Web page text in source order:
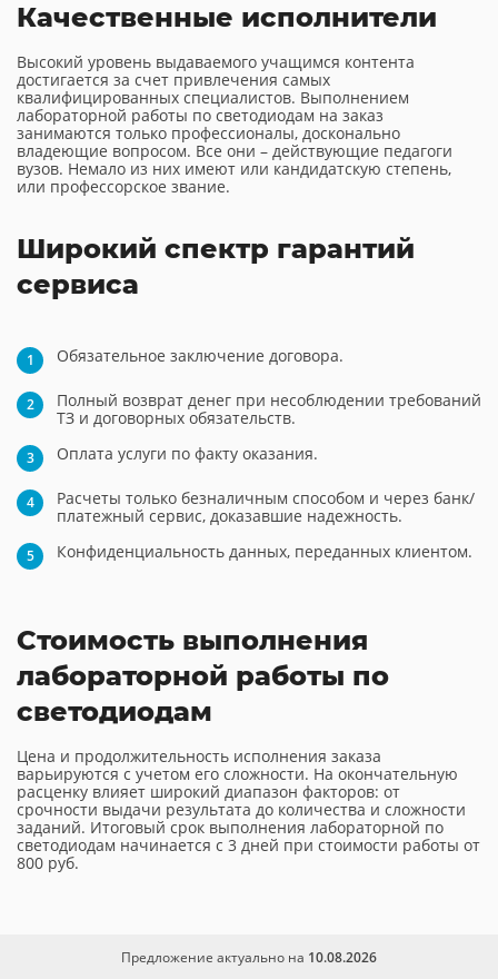
Качественные исполнители
Высокий уровень выдаваемого учащимся контента
достигается за счет привлечения самых
квалифицированных специалистов. Выполнением
лабораторной работы по светодиодам на заказ
занимаются только профессионалы, досконально
владеющие вопросом. Все они – действующие педагоги
вузов. Немало из них имеют или кандидатскую степень,
или профессорское звание.
Широкий спектр гарантий
сервиса
Обязательное заключение договора.
Полный возврат денег при несоблюдении требований
ТЗ и договорных обязательств.
Оплата услуги по факту оказания.
Расчеты только безналичным способом и через банк/
платежный сервис, доказавшие надежность.
Конфиденциальность данных, переданных клиентом.
Стоимость выполнения
лабораторной работы по
светодиодам
Цена и продолжительность исполнения заказа
варьируются с учетом его сложности. На окончательную
расценку влияет широкий диапазон факторов: от
срочности выдачи результата до количества и сложности
заданий. Итоговый срок выполнения лабораторной по
светодиодам начинается с 3 дней при стоимости работы от
800 руб.
Предложение актуально на 10.08.2026